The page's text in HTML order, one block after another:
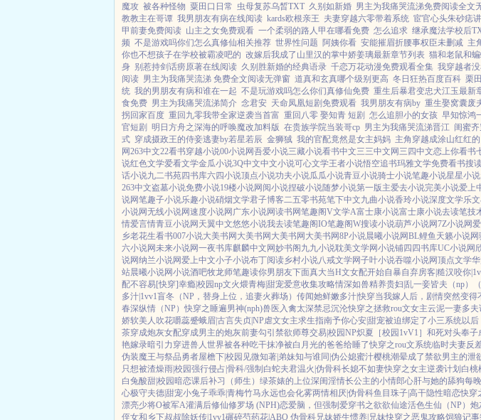
魔攻 被各种怪物 粟田口日常 虫母复苏乌晳TXT 久别如新婚 男主为我痛哭流涕免费阅读全文
教教主在哥谭 我男朋友有病在线阅读 kards欧根亲王 夫妻穿越六零带着系统 宦官心头朱砂痣
甲前妻免费阅读 山主之女免费观看 一个柔弱的路人甲在哪看免费 怎么追求 继承魔法学校后
频 不是游戏吗你们怎么真修仙相关推荐 世界性问题 阿姨你看 安能摧眉折腰事权臣未删减 主
你也不想孩子在学校被霸凌吧的 改嫁后我成了山里汉的掌中娇姜璃最新章节列表 猫和老鼠和
身 别惹持剑话痨原著在线阅读 久别胜新婚的经典语录 千恋万花动漫免费观看全集 我穿越者
阅读 男主为我痛哭流涕 免费全文阅读无弹窗 道真和玄真哪个级别更高 冬日狂热百度百科 栗
统 我的男朋友有病和谁在一起 不是玩游戏吗怎么你们真修仙免费 重生后暴君变忠犬江玉最新
食免费 男主为我痛哭流涕简介 念君安 天命凤凰短剧免费观看 我男朋友有病by 重生娶窝囊废
拐回家百度 重回九零我带全家逆袭当首富 重回八零 娶知青 短剧 怎么追胆小的女孩 早知惊鸿
官短剧 明日方舟之深海的呼唤魔改加料版 在贵族学院当装哥cp 男主为我痛哭流涕晋江 闺蜜
式 穿成摄政王的侍妾逃妻by若星若辰 金狮狨 我的官配竟然是女主妈妈 主角穿越成涂山红红的
网263中文22看书穿越小说00小说网吾爱小说三藏小说看书中文三三中文网 三四中文恋上你看书
说红色文学爱看文学金瓜小说3Q中文中文小说可心文学王者小说悟空追书玛雅文学免费看书搜
话小说九二书苑四书库六四小说顶点小说功夫小说瓜瓜小说青豆小说骑士小说笔趣小说星星小说
263中文盗墓小说免费小说19楼小说网阅小说捏破小说随梦小说第一版主爱去小说完美小说爱上
说网笔趣子小说乐趣小说硝烟文学君子博客二五零书苑笔下中文九曲小说香玲小说深度文学乐
小说网无线小说网速度小说网 广东小说网读书网笔趣阁V文学A富士康小说富士康小说去读笔技
情爱言情青豆小说网 天翼中文悠悠小说我去读笔趣阁IO笔趣阁W搜读小说葫芦小说网7Z小说网
乡老花生看书007小说大美书网 大美书网 大美书网 大美书网8P小说晨曦小说网BL鲤鱼 天籁小说网
六小说网未来小说网一夜书库麒麟中文网妙书阁 九九小说耽美文学网小说铺四四书库UC小说网
说网纳兰小说网爱上中文小子小说布丁阅读乡村小说八戒文学网子叶小说吞噬小说网顶点文学
站晨曦小说网小说酒吧牧龙师笔趣读你男朋友下面真大当H文女配开始自暴自弃房客|糙汉咬你
配不容易[快穿]幸瘾|校园np文火煨青梅|甜宠爱意收集攻略情深如兽精养贵妇|乱一妾皆夫（np）
多汁|1vv1盲冬（NP，替身上位，追妻火葬场） 传闻她鲜嫩多汁|快穿当我嫁人后，剧情突然变得
春深纵情（NP）快穿之睡遍男神(nph)兽医 入禽太深禁忌沉沦快穿之拯救rou文女主云泥一妻多夫
娇软美人 吹花嚼蕊蹙蛾眉|古言失贞|NP虐文女主求生指南予你心安|甜宠被迫绑定了小三系统以后
茶穿成炮灰女配穿成男主的炮灰前妻勾引禁欲师尊交易|校园NP炽夏［校园1vV1］ 和死对头奉子
艳嫁录暗引力穿进兽人世界被各种吃干抹净被白月光的爸爸给睡了快穿之rou文系统临时夫妻反
伪装魔王与祭品勇者屋檐下|校园 见微知著|弟妹知与谁同|伪公媳蜜汁樱桃潮晕成了禁欲男主的泄
只想被渣燥雨|校园强行侵占|骨科/强制 白蛇夫君温火|伪骨科长媳不如妻快穿之女主逆袭计划 白桃
白兔酸甜|校园暗恋课后补习（师生） 绿茶婊的上位深闺淫情长公主的小情郎心肝与她的舔狗每
心极守夫德|甜宠小兔子乖乖|青梅竹马永远也会化雾两情相厌|伪骨科鱼目珠子|高干隐性暗恋快穿
漂亮少将O被军A灌满后修仙修罗场 (NPH)恋爱脑，但强制爱穿书之欲欲仙途活色生仙（NP） 炮
侄女和乡下叔叔除妖传|1vv1碾碎芍药花|ABO 伪骨科兄妹娇生惯养|兄妹快穿之恶鬼攻略饲狼记